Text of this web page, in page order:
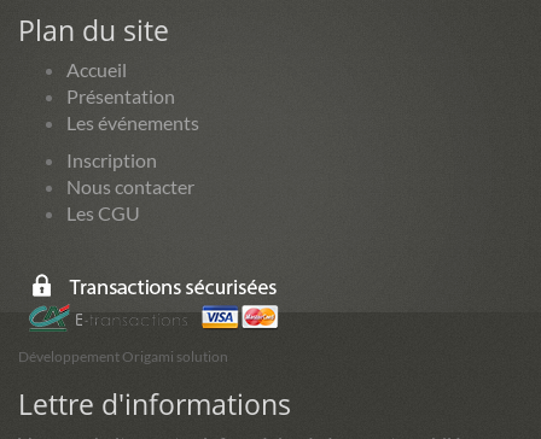
Plan du site
Accueil
Présentation
Les événements
Inscription
Nous contacter
Les CGU
Développement Origami solution
Lettre d'informations